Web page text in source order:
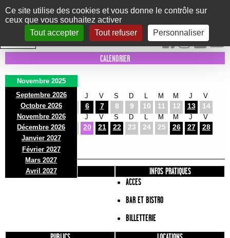
Panneau de gestion des cookies
Ce site utilise des cookies et vous donne le contrôle sur
ceux que vous souhaitez activer
Tout accepter
Tout refuser Personnaliser
Le Marni
CONCERTS DANSE/CIRQUE THÉÂTRE KIDS EXPOS EVENTS
INTRA MUROS
CALENDRIER
Novembre 2025
Septembre 2026
Octobre 2026
Novembre 2026
Décembre 2026
Janvier 2027
Février 2027
Mars 2027
Avril 2027
D
2
L
3
M
4
J
6
V
7
S
8
D
9 10
M
11
M
12
J
13
V
14
D
16
L
17
M
18
J
20
V
21
S
22
D
23 24
M
25
M
26
J
27
V
28
D
30
PRÉSENTATION
INFOS PRATIQUES
ACCES
BAR ET BISTRO
BILLETTERIE